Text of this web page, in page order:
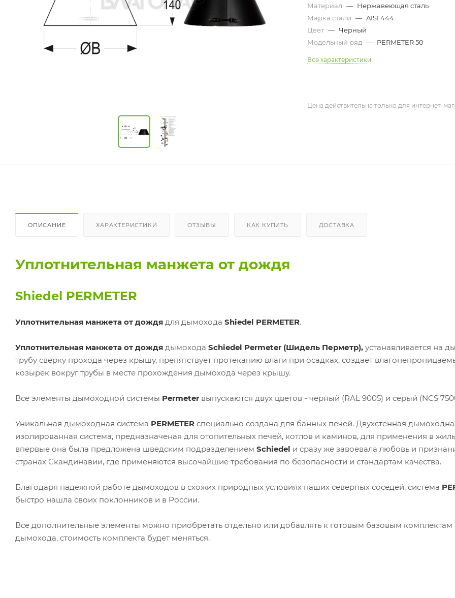
Материал — Нержавеющая сталь
Марка стали — AISI 444
Цвет — Черный
Модельный ряд — PERMETER 50
Все характеристики
Цена действительна только для интернет-
ОПИСАНИЕ ХАРАКТЕРИСТИКИ ОТЗЫВЫ КАК КУПИТЬ ДОСТАВКА
Уплотнительная манжета от дождя
Shiedel PERMETER
Уплотнительная манжета от дождя для дымохода Shiedel PERMETER.
Уплотнительная манжета от дождя дымохода Schiedel Permeter (Шидель Перметр), устанавливается на
трубу сверку прохода через крышу, препятствует протеканию влаги при осадках, создает
козырёк вокруг трубы в месте прохождения дымохода через крышу.
Все элементы дымоходной системы Permeter выпускаются двух цветов - черный (RAL 9005) и серый (NCS
Уникальная дымоходная система PERMETER специально создана для банных печей. Двухстенная
изолированная система, предназначеная для отопительных печей, котлов и каминов, для применения в
впервые она была предложена шведским подразделением Schiedel и сразу же завоевала любовь и
странах Скандинавии, где применяются высочайшие требования по безопасности и стандартам качества.
Благодаря надежной работе дымоходов в схожих природных условиях наших северных соседей, система
быстро нашла своих поклонников и в России.
Все дополнительные элементы можно приобретать отдельно или добавлять к готовым базовым комплектам
дымохода, стоимость комплекта будет меняться.